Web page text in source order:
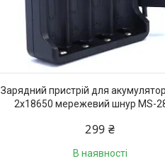
Зарядний пристрій для
2x18650 мережевий шнур MS-
299 ₴
В наявності